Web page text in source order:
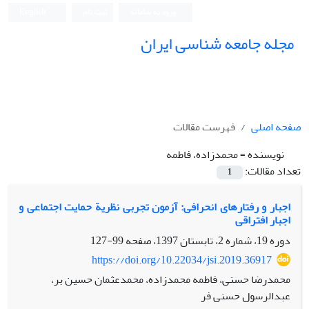
مجله جامعه شناسی ایران
صفحه اصلی
فهرست مقالات
نویسنده =محمدزاده، فاطمه
تعداد مقالات:
1
اجبار و رفتارهای انحرافی: آزمون تجربی نظریة حمایت اجتماعی و
اجبار افتراقی
دوره 19، شماره 2، تابستان 1397، صفحه
99-127
https://doi.org/10.22034/jsi.2019.36917
محمدرضا حسنی، فاطمه محمدزاده، محمدعثمان حسین بر،
عبدالرسول حسنی فر